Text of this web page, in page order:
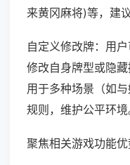
来黄冈麻将)等，建
自定义修改牌：用
修改自身牌型或隐
用于多种场景（如
规则，维护公平环境
聚焦相关游戏功能优